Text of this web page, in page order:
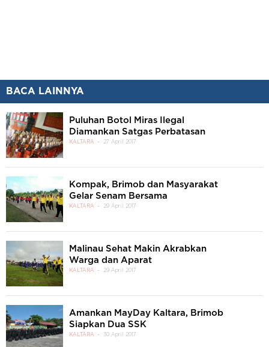
BACA LAINNYA
Puluhan Botol Miras Ilegal
Diamankan Satgas Perbatasan
KALTARA 27 April 2017
Kompak, Brimob dan Masyarakat
Gelar Senam Bersama
KALTARA 29 April 2017
Malinau Sehat Makin Akrabkan
Warga dan Aparat
KALTARA 29 April 2017
Amankan MayDay Kaltara, Brimob
Siapkan Dua SSK
KALTARA 30 April 2017